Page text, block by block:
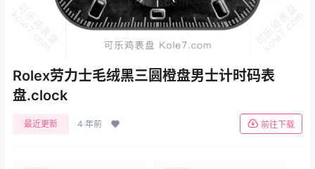
Rolex劳力士毛绒黑三圆橙盘男士计时码表
盘.clock
最近更新 4 年前 前往下载